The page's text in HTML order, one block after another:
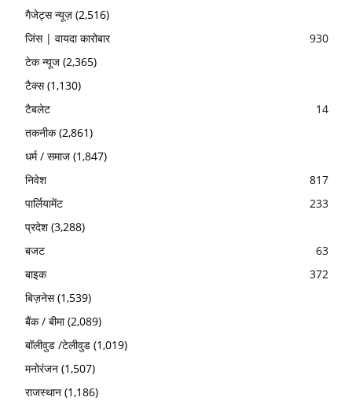
गैजेट्स न्यूज़ (2,516)
जिंस | वायदा कारोबार
930
टेक न्यूज (2,365)
टैक्स(1,130)
टैबलेट
14
तकनीक(2,861)
धर्म / समाज (1,847)
निवेश
817
पार्लियामेंट
233
प्रदेश(3,288)
बजट
63
बाइक
372
बिज़नेस(1,539)
बैंक / बीमा(2,089)
बॉलीवुड /टेलीवुड (1,019)
मनोरंजन (1,507)
राजस्थान (1,186)